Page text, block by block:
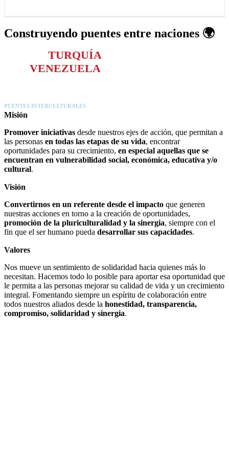
Construyendo puentes entre naciones 🌍
EntreTURQUÍA
VENEZUELA
PUENTES INTERCULTURALES
Misión
Promover iniciativas desde nuestros ejes de acción, que permitan a
las personas en todas las etapas de su vida, encontrar
oportunidades para su crecimiento, en especial aquellas que se
encuentran en vulnerabilidad social, económica, educativa y/o
cultural.
Visión
Convertirnos en un referente desde el impacto que generen
nuestras acciones en torno a la creación de oportunidades,
promoción de la pluriculturalidad y la sinergia, siempre con el
fin que el ser humano pueda desarrollar sus capacidades.
Valores
Nos mueve un sentimiento de solidaridad hacia quienes más lo
necesitan. Hacemos todo lo posible para aportar esa oportunidad que
le permita a las personas mejorar su calidad de vida y un crecimiento
integral. Fomentando siempre un espíritu de colaboración entre
todos nuestros aliados desde la honestidad, transparencia,
compromiso, solidaridad y sinergia.